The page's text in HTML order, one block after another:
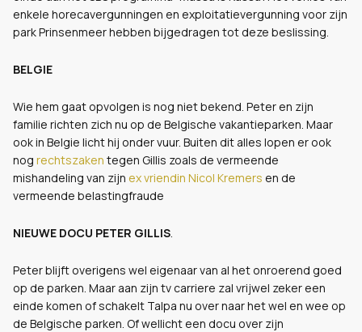
enkele horecavergunningen en exploitatievergunning voor zijn
park Prinsenmeer hebben bijgedragen tot deze beslissing.
BELGIE
Wie hem gaat opvolgen is nog niet bekend. Peter en zijn
familie richten zich nu op de Belgische vakantieparken. Maar
ook in Belgie licht hij onder vuur. Buiten dit alles lopen er ook
nog rechtszaken tegen Gillis zoals de vermeende
mishandeling van zijn ex vriendin Nicol Kremers en de
vermeende belastingfraude
NIEUWE DOCU PETER GILLIS.
Peter blijft overigens wel eigenaar van al het onroerend goed
op de parken. Maar aan zijn tv carriere zal vrijwel zeker een
einde komen of schakelt Talpa nu over naar het wel en wee op
de Belgische parken. Of wellicht een docu over zijn